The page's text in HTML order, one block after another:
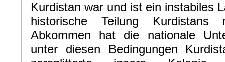
Kurdistan war und ist ein instabiles
historische Teilung
Abkommen hat die nationale
unter diesen Bedingungen